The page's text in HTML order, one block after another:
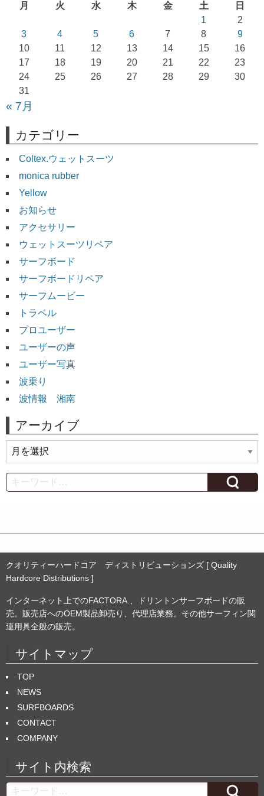
月 火 水 木 金 土
日
1
2
3
4 5 6 7 8
9
10
11 12 13 14 15
16
17
18 19 20 21 22
23
24
25 26 27 28 29
30
31
« 7月
カテゴリー
Coltex.ウェットスーツ
monica rubber
Yellow
お知らせ
アクセサリー
ウェットスーツリペア
サーフボード
サーフボードリペア
サーフムービー
トラベル
プロユーザー
ユーザーの声
ユーザー写真
波乗り
波情報 湘南
アーカイブ
ー
カ
イ
Search
クオリティーハードコア ディストリビューションズ [ Quality
Hardcore Distributions ]
インターネット上でのFACTORA.、ドリントンサーフボードの販
売。販売店へのOEM製品卸売り、代理店業務。その他サーフィン関
連用具全般の販売。
サイトマップ
TOP
NEWS
SURFBOARDS
CONTACT
COMPANY
サイト内検索
Search